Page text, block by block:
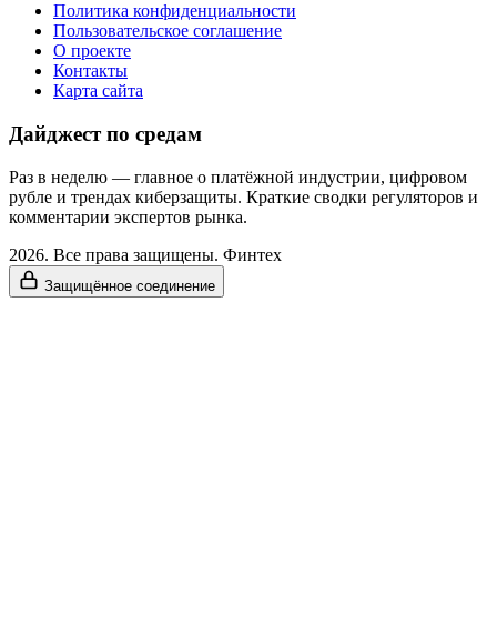
Политика конфиденциальности
Пользовательское соглашение
О проекте
Контакты
Карта сайта
Дайджест по средам
Раз в неделю — главное о платёжной индустрии, цифровом
рубле и трендах киберзащиты. Краткие сводки регуляторов и
комментарии экспертов рынка.
2026. Все права защищены. Финтех
Защищённое соединение